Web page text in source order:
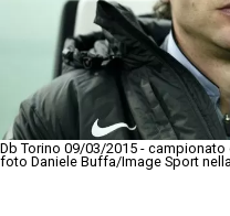
Db Torino 09/03/2015 -
foto Daniele Buffa/Image Sport